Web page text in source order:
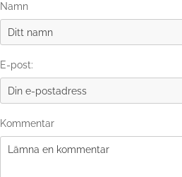
Namn
E-post:
Kommentar